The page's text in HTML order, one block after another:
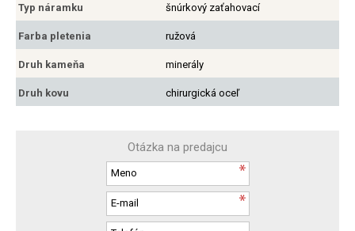
Typ náramku šnúrkový zaťahovací
Farba pletenia ružová
Druh kameňa minerály
Druh kovu chirurgická oceľ
Otázka na predajcu